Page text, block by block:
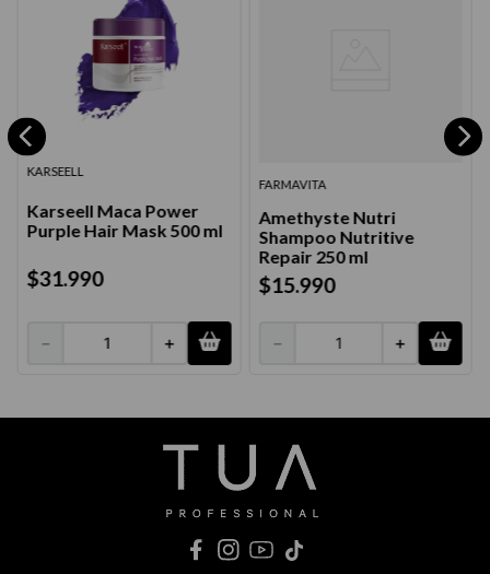
KARSEELL
Karseell Maca Power
Purple Hair Mask 500 ml
$31.990
＋
－
FARMAVITA
Amethyste Nutri
Shampoo Nutritive
Repair 250 ml
$15.990
＋
－